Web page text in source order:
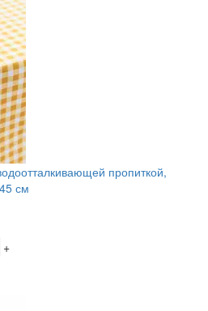
пропиткой,
см
+